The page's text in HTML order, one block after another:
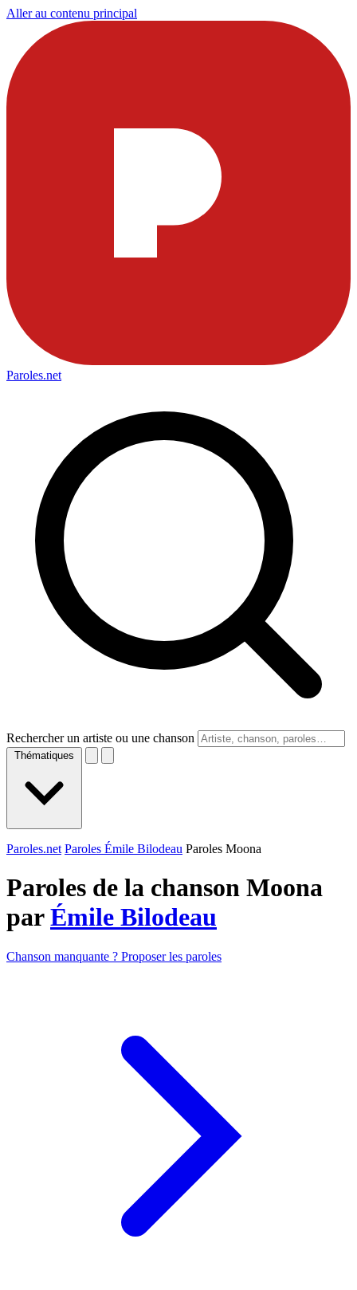
Aller au contenu principal
Paroles.net
Rechercher un artiste ou une chanson
Thématiques
Paroles.net Paroles Émile Bilodeau Paroles Moona
Paroles de la chanson Moona
parÉmile Bilodeau
Chanson manquante ? Proposer les paroles